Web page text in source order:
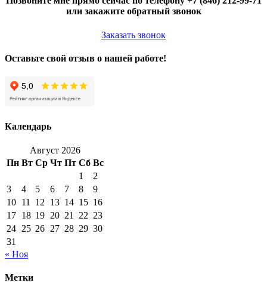
или закажите обратный звонок
Заказать звонок
Оставьте свой отзыв о нашей работе!
Календарь
Август 2026
Пн Вт Ср Чт Пт Сб Вс
1
2
3
4 5 6 7 8
9
10 11 12 13 14 15 16
17 18 19 20 21 22 23
24 25 26 27 28 29 30
31
« Ноя
Метки